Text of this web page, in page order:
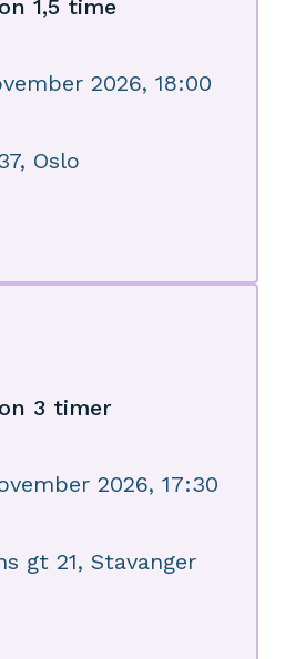
1,5 time
2026, 18:00
Oslo
3 timer
2026, 17:30
gt 21, Stavanger